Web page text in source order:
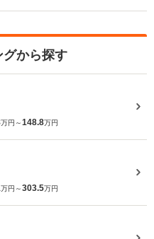
から探す
万円～148.8万円
万円～303.5万円